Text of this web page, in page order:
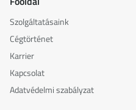
Szolgáltatásaink
Cégtörténet
Karrier
Kapcsolat
Adatvédelmi szabályzat